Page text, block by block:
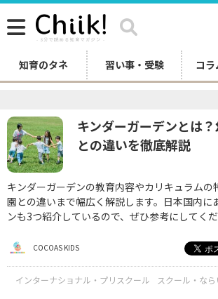
知育のタネ 習い事・受験 コラ
キンダーガーデンとは
との違いを徹底解説
キンダーガーデンの教育内容やカリキュラムの
園との違いまで幅広く解説します。日本国内に
ンも3つ紹介しているので、ぜひ参考にしてくだ
COCOAS KIDS
インターナショナル・プリスクール スクール・な